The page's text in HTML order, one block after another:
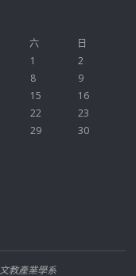
六
日
1
2
8
9
15
16
22
23
29
30
教產業學系